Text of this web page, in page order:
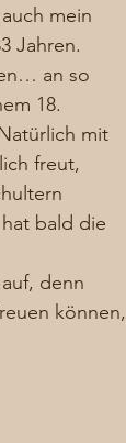
mein
Jahren.
an so
18.
mit
freut,
bald die
denn
können,